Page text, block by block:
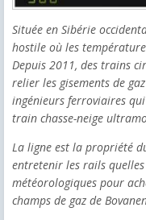
Située en Sibérie
hostile où les
Depuis 2011, des trains
relier les gisements de
ingénieurs ferroviaires
train chasse-neige
La ligne est la propriété
entretenir les rails
météorologiques pour
champs de gaz de